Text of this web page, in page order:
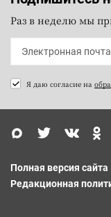
Раз в неделю мы
Я даю согласие на
Полная версия сайта
Редакционная